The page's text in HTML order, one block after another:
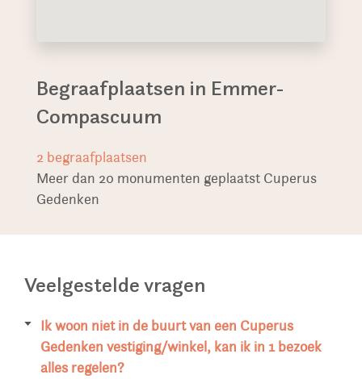
Begraafplaatsen in Emmer-
Compascuum
2 begraafplaatsen
Meer dan 20 monumenten geplaatst Cuperus
Gedenken
Veelgestelde vragen
Ik woon niet in de buurt van een Cuperus
Gedenken vestiging/winkel, kan ik in 1 bezoek
alles regelen?